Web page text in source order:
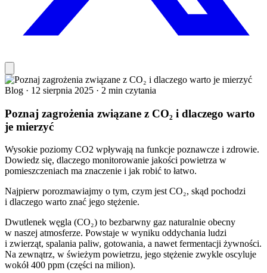
Blog · 12 sierpnia 2025 · 2 min czytania
Poznaj zagrożenia związane z CO₂ i dlaczego warto
je mierzyć
Wysokie poziomy CO2 wpływają na funkcje poznawcze i zdrowie.
Dowiedz się, dlaczego monitorowanie jakości powietrza w
pomieszczeniach ma znaczenie i jak robić to łatwo.
Najpierw porozmawiajmy o tym, czym jest CO₂, skąd pochodzi
i dlaczego warto znać jego stężenie.
Dwutlenek węgla (CO₂) to bezbarwny gaz naturalnie obecny
w naszej atmosferze. Powstaje w wyniku oddychania ludzi
i zwierząt, spalania paliw, gotowania, a nawet fermentacji żywności.
Na zewnątrz, w świeżym powietrzu, jego stężenie zwykle oscyluje
wokół 400 ppm (części na milion).